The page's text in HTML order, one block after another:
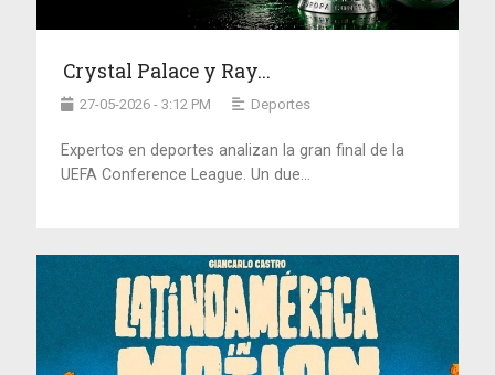
Crystal Palace y Ray...
27-05-2026 - 3:12 PM Deportes
Expertos en deportes analizan la gran final de la
UEFA Conference League. Un due...